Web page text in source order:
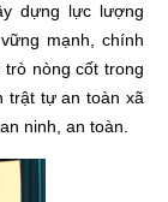
dựng lực lượng
mạnh, chính
nòng cốt trong
trật tự an toàn xã
ninh, an toàn.